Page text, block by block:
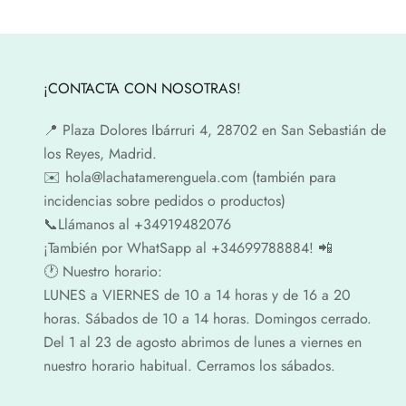
¡CONTACTA CON NOSOTRAS!
📍​ Plaza Dolores Ibárruri 4, 28702 en San Sebastián de
los Reyes, Madrid.
✉️​ hola@lachatamerenguela.com (también para
incidencias sobre pedidos o productos)
📞​​Llámanos al +34919482076
¡También por WhatSapp al +34699788884! 📲
🕐​ Nuestro horario:
LUNES a VIERNES de 10 a 14 horas y de 16 a 20
horas. Sábados de 10 a 14 horas. Domingos cerrado.
Del 1 al 23 de agosto abrimos de lunes a viernes en
nuestro horario habitual. Cerramos los sábados.